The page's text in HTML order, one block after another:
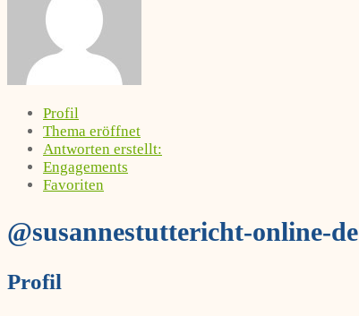
Profil
Thema eröffnet
Antworten erstellt:
Engagements
Favoriten
@susannestuttericht-online-de
Profil